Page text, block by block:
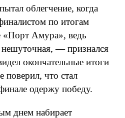
облегчение, когда
по итогам
«Порт Амура», ведь
нешуточная, — признался
окончательные итоги
поверил, что стал
одержу победу.
днем набирает